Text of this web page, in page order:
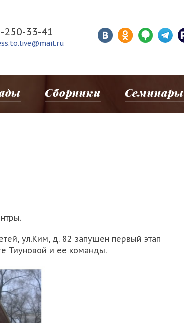
250-33-41
Сборники Семинары
ул.Ким, д. 82 запущен первый этап
Тиуновой и ее команды.